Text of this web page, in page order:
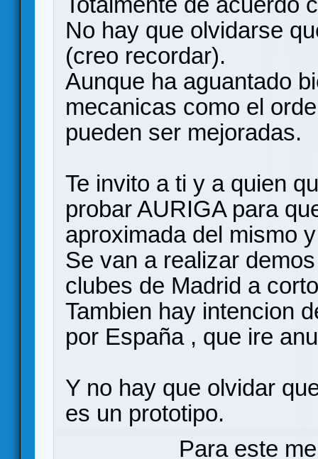
No hay que olvidarse
(creo recordar).
Aunque ha aguantado
mecanicas como el
pueden ser mejoradas.
Te invito a ti y a quien
probar AURIGA para
aproximada del mismo
Se van a realizar
clubes de Madrid a
Tambien hay intencion
por España , que ire
Y no hay que olvidar
es un prototipo.
Para este